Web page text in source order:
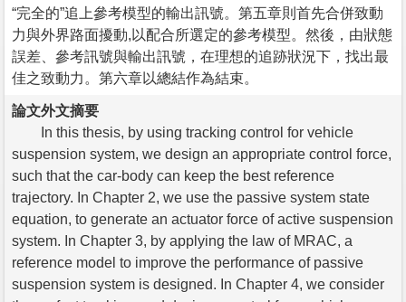
“完全的”追上參考模型的輸出訊號。第五章則首先合併致動
力與外界路面擾動,以配合所選定的參考模型。然後，由狀態
誤差、參考訊號與輸出訊號，在理想的追跡狀況下，找出最
佳之致動力。第六章以總結作為結束。
論文外文摘要
In this thesis, by using tracking control for vehicle
suspension system, we design an appropriate control force,
such that the car-body can keep the best reference
trajectory. In Chapter 2, we use the passive system state
equation, to generate an actuator force of active suspension
system. In Chapter 3, by applying the law of MRAC, a
reference model to improve the performance of passive
suspension system is designed. In Chapter 4, we consider